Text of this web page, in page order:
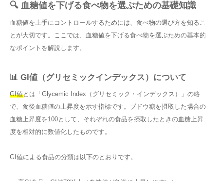
🔍 血糖値を下げる食べ物を選ぶための基礎知識
血糖値を上手にコントロールするためには、食べ物の選び方を知るこ
とが大切です。ここでは、血糖値を下げる食べ物を選ぶための基本的
なポイントを解説します。
📊 GI値（グリセミックインデックス）について
GI値とは「Glycemic Index（グリセミック・インデックス）」の略
で、食後血糖値の上昇度を示す指標です。ブドウ糖を摂取した場合の
血糖上昇度を100として、それぞれの食品を摂取したときの血糖上昇
度を相対的に数値化したものです。
GI値による食品の分類は以下のとおりです。